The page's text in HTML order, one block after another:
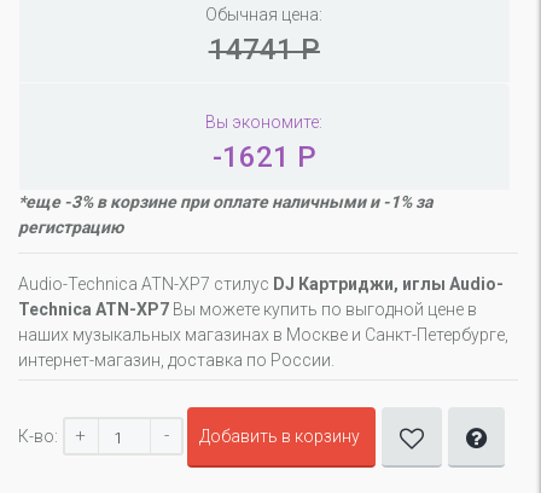
Обычная цена:
14741 Р
Вы экономите:
-1621 Р
*еще -3% в корзине при оплате наличными и -1% за
регистрацию
Audio-Technica ATN-XP7 стилус DJ Картриджи, иглы Audio-
Technica ATN-XP7 Вы можете купить по выгодной цене в
наших музыкальных магазинах в Москве и Санкт-Петербурге,
интернет-магазин, доставка по России.
К-во: + - Добавить в корзину